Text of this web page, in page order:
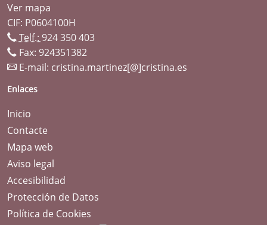
Ver mapa
CIF: P0604100H
Telf.: 924 350 403
Fax: 924351382
E-mail: cristina.martinez[@]cristina.es
Enlaces
Inicio
Contacte
Mapa web
Aviso legal
Accesibilidad
Protección de Datos
Política de Cookies